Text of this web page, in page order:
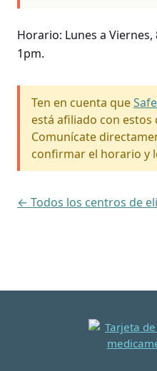
Horario: Lunes a
1pm.
Ten en cuenta que
está afiliado con
Comunícate
confirmar el horario y
← Todos los centros de